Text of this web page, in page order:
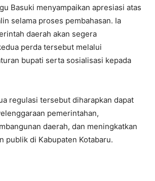
Basuki menyampaikan apresiasi atas
selama proses pembahasan. Ia
daerah akan segera
perda tersebut melalui
bupati serta sosialisasi kepada
regulasi tersebut diharapkan dapat
pemerintahan,
daerah, dan meningkatkan
publik di Kabupaten Kotabaru.